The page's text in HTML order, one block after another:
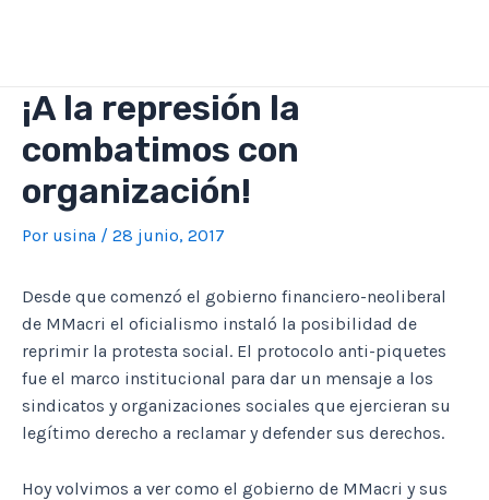
¡A la represión la
combatimos con
organización!
Por usina / 28 junio, 2017
Desde que comenzó el gobierno financiero-neoliberal
de MMacri el oficialismo instaló la posibilidad de
reprimir la protesta social. El protocolo anti-piquetes
fue el marco institucional para dar un mensaje a los
sindicatos y organizaciones sociales que ejercieran su
legítimo derecho a reclamar y defender sus derechos.
Hoy volvimos a ver como el gobierno de MMacri y sus